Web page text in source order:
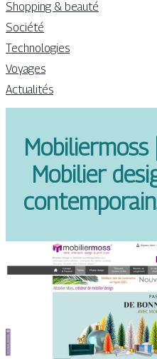
Shopping & beauté
Société
Technologies
Voyages
Actualités
Mobi­lier­moss
Mobilier